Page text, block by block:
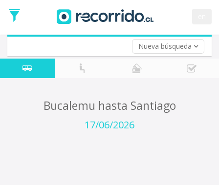
Nueva búsqueda
de
Ida
Vuelta (opcional)
Fecha
de
Bucalemu hasta Santiago
17/06/2026